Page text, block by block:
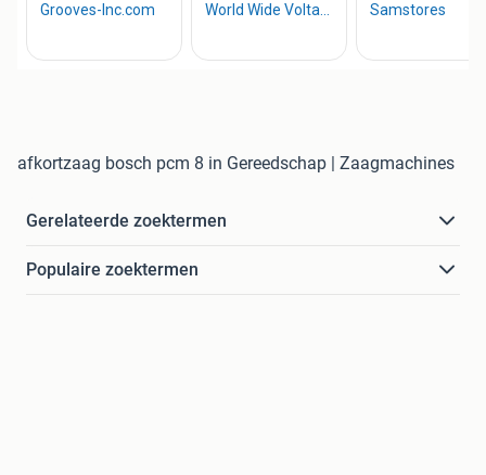
afkortzaag bosch pcm 8 in Gereedschap | Zaagmachines
Gerelateerde zoektermen
Populaire zoektermen